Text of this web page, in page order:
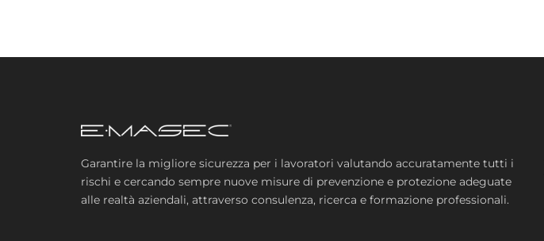
Garantire la migliore sicurezza per i lavoratori valutando accuratamente tutti i
rischi e cercando sempre nuove misure di prevenzione e protezione adeguate
alle realtà aziendali, attraverso consulenza, ricerca e formazione professionali.